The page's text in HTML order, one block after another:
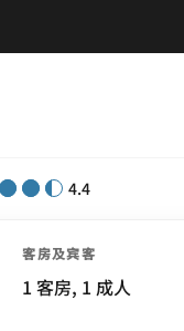
4.4
客房及宾客
1 客房, 1 成人
酒店视图客房套房